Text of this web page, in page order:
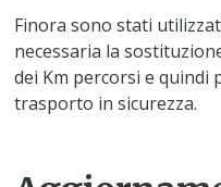
Finora sono stati
necessaria la
dei Km percorsi e quindi
trasporto in sicurezza.